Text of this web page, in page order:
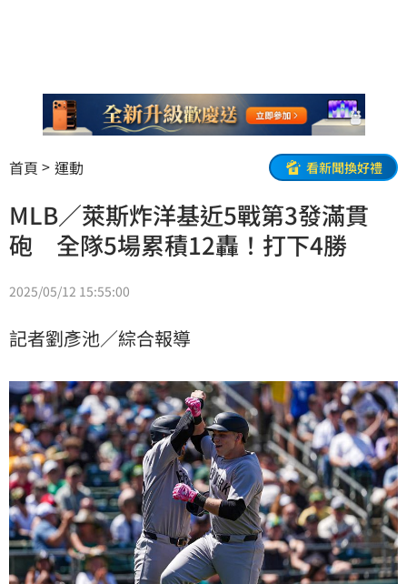
首頁 運動 看新聞換好禮
MLB／萊斯炸洋基近5戰第3發滿貫
砲 全隊5場累積12轟！打下4勝
2025/05/12 15:55:00
記者劉彥池／綜合報導